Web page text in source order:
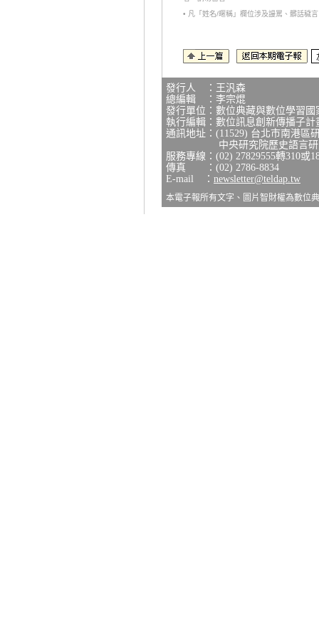
• 凡「姓名/暱稱」欄位涉及謾罵、髒話穢
發行人 ：王汎森
總編輯 ：李宗焜
發行單位：數位典藏與數位學習
執行編輯：數位訊息創新傳播子計
通訊地址：(11529) 台北市南港區
中央研究院歷史語言研究
服務專線：(02) 27829555轉310或
傳真 ：(02) 2786-8834
E-mail ： newsletter@teldap.tw
本電子報所有文字、圖片智財權為數位